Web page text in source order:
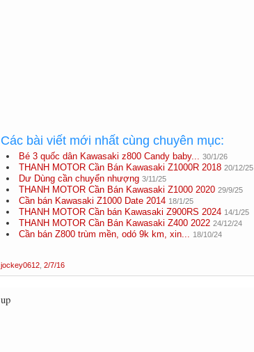
Các bài viết mới nhất cùng chuyên mục:
Bé 3 quốc dân Kawasaki z800 Candy baby... 30/1/26
THANH MOTOR Cần Bán Kawasaki Z1000R 2018 20/12/25
Dư Dùng cần chuyển nhượng 3/11/25
THANH MOTOR Cần Bán Kawasaki Z1000 2020 29/9/25
Cần bán Kawasaki Z1000 Date 2014 18/1/25
THANH MOTOR Cần bán Kawasaki Z900RS 2024 14/1/25
THANH MOTOR Cần Bán Kawasaki Z400 2022 24/12/24
Cần bán Z800 trùm mền, odó 9k km, xin... 18/10/24
jockey0612 2/7/16
up